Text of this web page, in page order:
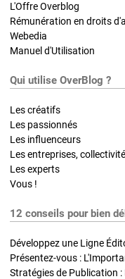
L'Offre Overblog
Rémunération en droits
Webedia
Manuel d'Utilisation
Qui utilise OverBlog ?
Les créatifs
Les passionnés
Les influenceurs
Les entreprises,
Les experts
Vous !
12 conseils pour bien
Développez une Ligne
Présentez-vous :